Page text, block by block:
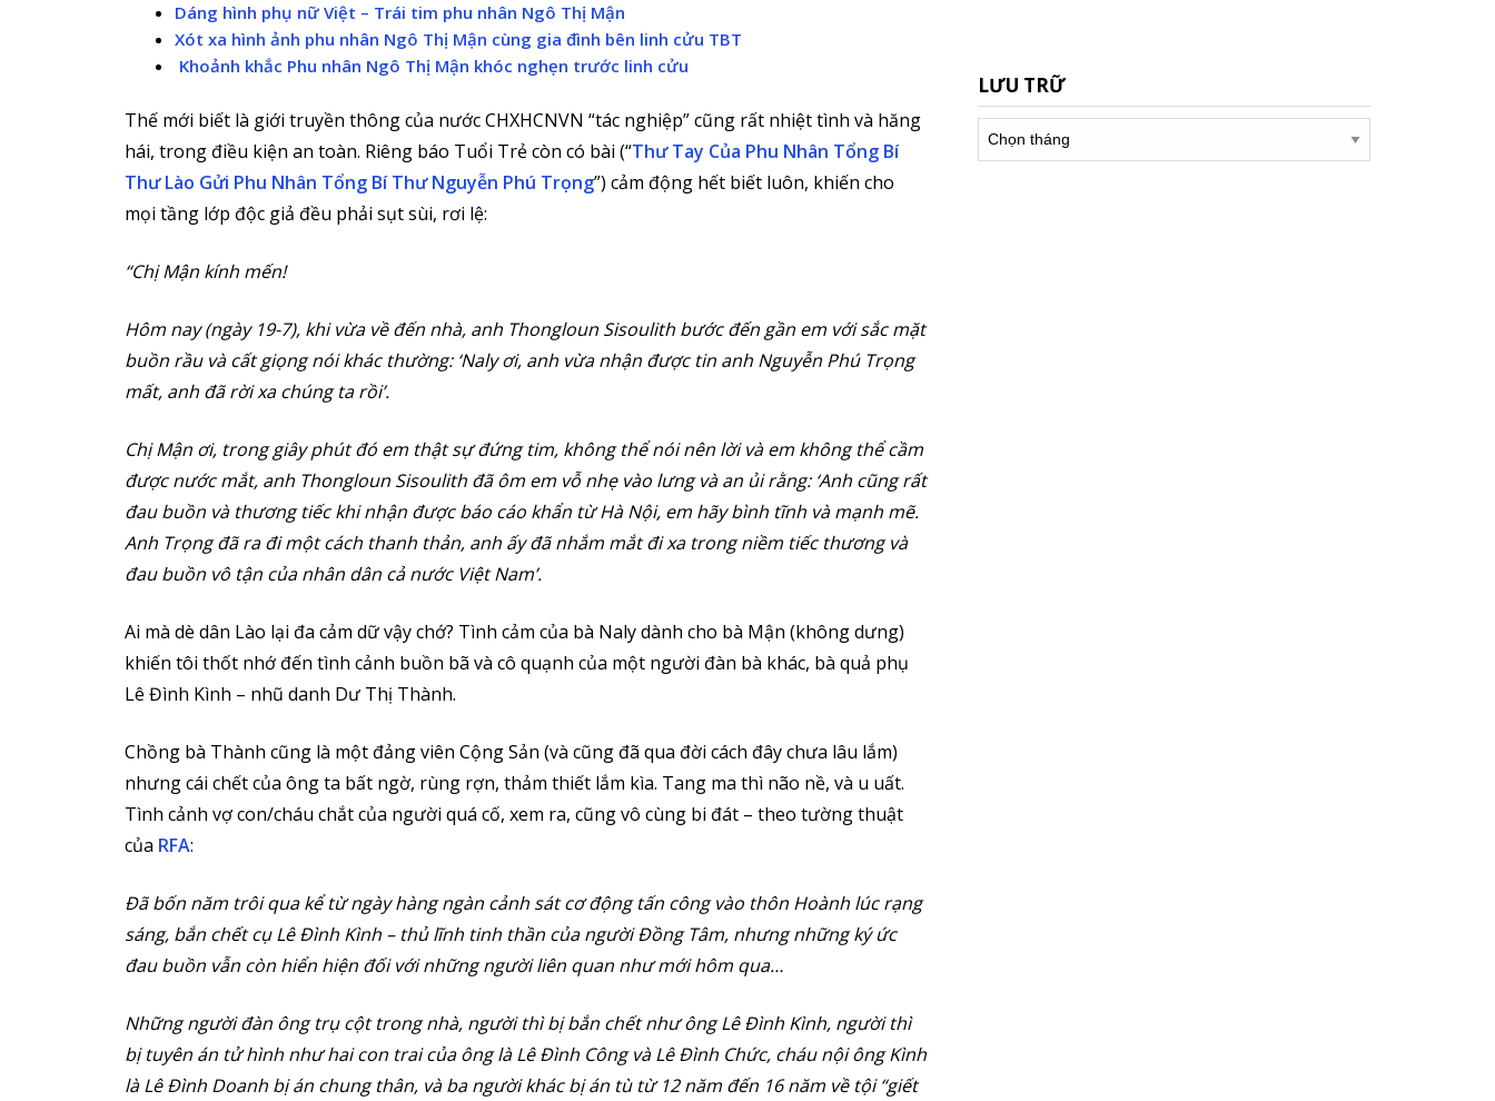
Dáng hình phụ nữ Việt – Trái tim phu nhân Ngô Thị Mận
Xót xa hình ảnh phu nhân Ngô Thị Mận cùng gia đình bên linh cửu TBT
Khoảnh khắc Phu nhân Ngô Thị Mận khóc nghẹn trước linh cửu
Thế mới biết là giới truyền thông của nước CHXHCNVN “tác nghiệp” cũng rất nhiệt tình và hăng
hái, trong điều kiện an toàn. Riêng báo Tuổi Trẻ còn có bài (“Thư Tay Của Phu Nhân Tổng Bí
Thư Lào Gửi Phu Nhân Tổng Bí Thư Nguyễn Phú Trọng”) cảm động hết biết luôn, khiến cho
mọi tầng lớp độc giả đều phải sụt sùi, rơi lệ:
“Chị Mận kính mến!
Hôm nay (ngày 19-7), khi vừa về đến nhà, anh Thongloun Sisoulith bước đến gần em với sắc mặt
buồn rầu và cất giọng nói khác thường: ‘Naly ơi, anh vừa nhận được tin anh Nguyễn Phú Trọng
mất, anh đã rời xa chúng ta rồi’.
Chị Mận ơi, trong giây phút đó em thật sự đứng tim, không thể nói nên lời và em không thể cầm
được nước mắt, anh Thongloun Sisoulith đã ôm em vỗ nhẹ vào lưng và an ủi rằng: ‘Anh cũng rất
đau buồn và thương tiếc khi nhận được báo cáo khẩn từ Hà Nội, em hãy bình tĩnh và mạnh mẽ.
Anh Trọng đã ra đi một cách thanh thản, anh ấy đã nhắm mắt đi xa trong niềm tiếc thương và
đau buồn vô tận của nhân dân cả nước Việt Nam’.
Ai mà dè dân Lào lại đa cảm dữ vậy chớ? Tình cảm của bà Naly dành cho bà Mận (không dưng)
khiến tôi thốt nhớ đến tình cảnh buồn bã và cô quạnh của một người đàn bà khác, bà quả phụ
Lê Đình Kình – nhũ danh Dư Thị Thành.
Chồng bà Thành cũng là một đảng viên Cộng Sản (và cũng đã qua đời cách đây chưa lâu lắm)
nhưng cái chết của ông ta bất ngờ, rùng rợn, thảm thiết lắm kìa. Tang ma thì não nề, và u uất.
Tình cảnh vợ con/cháu chắt của người quá cố, xem ra, cũng vô cùng bi đát – theo tường thuật
của RFA:
Đã bốn năm trôi qua kể từ ngày hàng ngàn cảnh sát cơ động tấn công vào thôn Hoành lúc rạng
sáng, bắn chết cụ Lê Đình Kình – thủ lĩnh tinh thần của người Đồng Tâm, nhưng những ký ức
đau buồn vẫn còn hiển hiện đối với những người liên quan như mới hôm qua…
Những người đàn ông trụ cột trong nhà, người thì bị bắn chết như ông Lê Đình Kình, người thì
bị tuyên án tử hình như hai con trai của ông là Lê Đình Công và Lê Đình Chức, cháu nội ông Kình
là Lê Đình Doanh bị án chung thân, và ba người khác bị án tù từ 12 năm đến 16 năm về tội “giết
LƯU TRỮ
Lưu
trữ